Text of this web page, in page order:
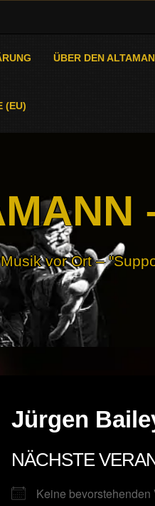
ÜBER DEN
(EU)
Musik vor Ort –
Jürgen
NÄCHSTE
Keine bevorstehenden